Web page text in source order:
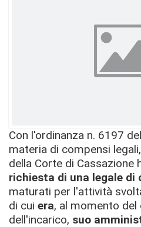
Con l'ordinanza n. 6197
materia di compensi
della Corte di Cassazione
richiesta di una legale di
maturati per l'attività
di cui era, al momento
dell'incarico, suo